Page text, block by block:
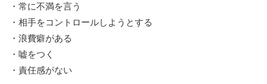
・常に不満を言う
・相手をコントロールしようとする
・浪費癖がある
・嘘をつく
・責任感がない